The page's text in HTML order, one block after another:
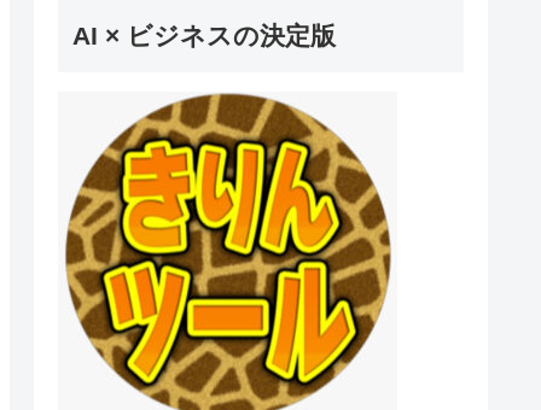
AI × ビジネスの決定版